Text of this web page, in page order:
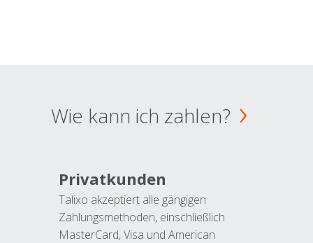
Wie kann ich zahlen?
Privatkunden
Talixo akzeptiert alle gängigen
Zahlungsmethoden, einschließlich
MasterCard, Visa und American